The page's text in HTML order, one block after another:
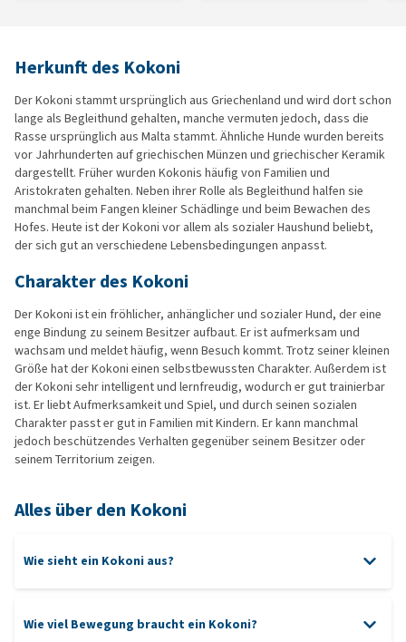
Herkunft des Kokoni
Der Kokoni stammt ursprünglich aus Griechenland und wird dort schon
lange als Begleithund gehalten, manche vermuten jedoch, dass die
Rasse ursprünglich aus Malta stammt. Ähnliche Hunde wurden bereits
vor Jahrhunderten auf griechischen Münzen und griechischer Keramik
dargestellt. Früher wurden Kokonis häufig von Familien und
Aristokraten gehalten. Neben ihrer Rolle als Begleithund halfen sie
manchmal beim Fangen kleiner Schädlinge und beim Bewachen des
Hofes. Heute ist der Kokoni vor allem als sozialer Haushund beliebt,
der sich gut an verschiedene Lebensbedingungen anpasst.
Charakter des Kokoni
Der Kokoni ist ein fröhlicher, anhänglicher und sozialer Hund, der eine
enge Bindung zu seinem Besitzer aufbaut. Er ist aufmerksam und
wachsam und meldet häufig, wenn Besuch kommt. Trotz seiner kleinen
Größe hat der Kokoni einen selbstbewussten Charakter. Außerdem ist
der Kokoni sehr intelligent und lernfreudig, wodurch er gut trainierbar
ist. Er liebt Aufmerksamkeit und Spiel, und durch seinen sozialen
Charakter passt er gut in Familien mit Kindern. Er kann manchmal
jedoch beschützendes Verhalten gegenüber seinem Besitzer oder
seinem Territorium zeigen.
Alles über den Kokoni
Wie sieht ein Kokoni aus?
Wie viel Bewegung braucht ein Kokoni?